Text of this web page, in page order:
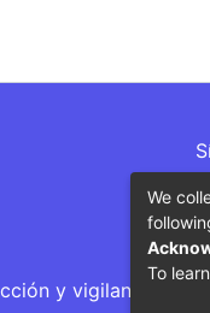
y vigilancia por
We
To